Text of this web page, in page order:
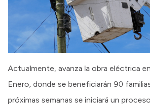
Actualmente, avanza la obra eléctrica
Enero, donde se beneficiarán 90
próximas semanas se iniciará un